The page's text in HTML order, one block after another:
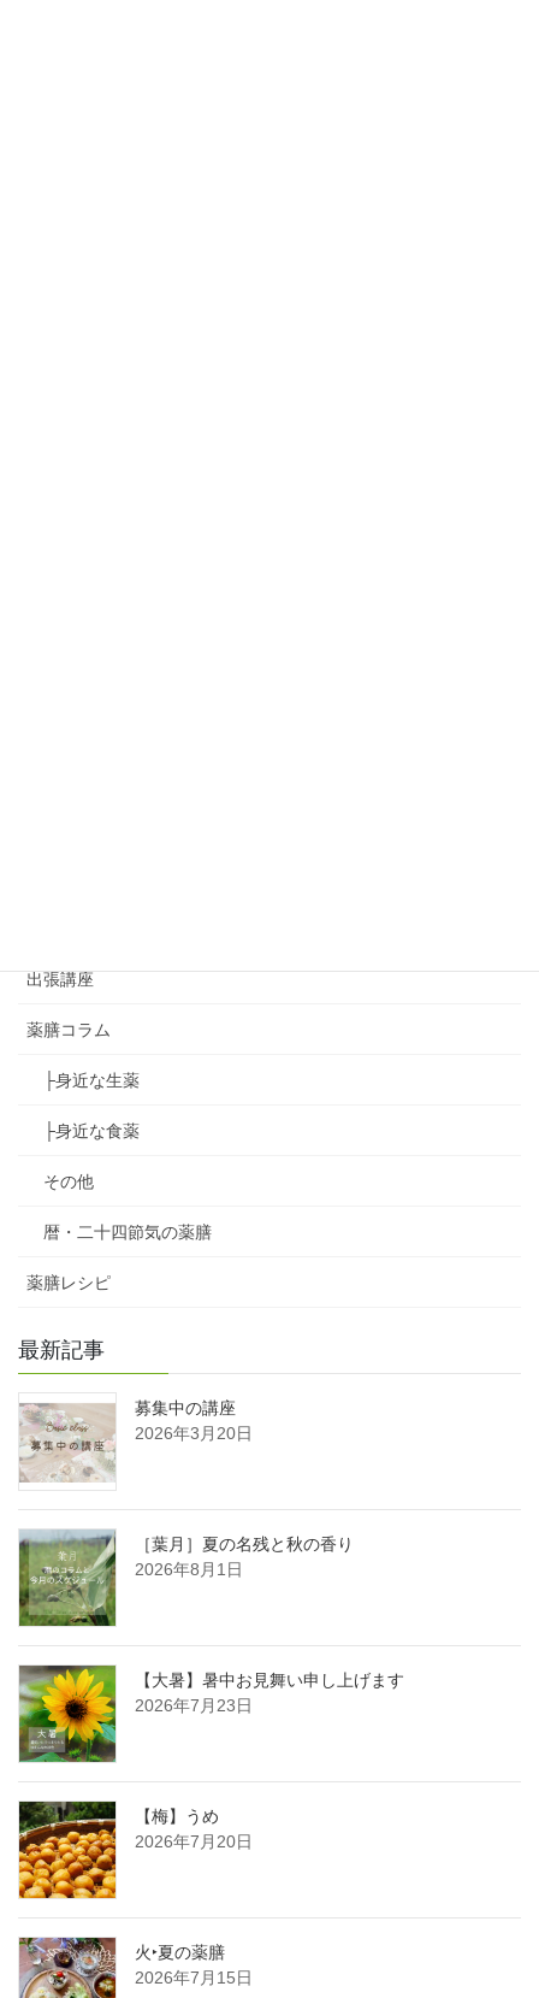
出張講座
薬膳コラム
├身近な生薬
├身近な食薬
その他
暦・二十四節気の薬膳
薬膳レシピ
最新記事
募集中の講座
2026年3月20日
［葉月］夏の名残と秋の香り
2026年8月1日
【大暑】暑中お見舞い申し上げます
2026年7月23日
【梅】うめ
2026年7月20日
火‣夏の薬膳
2026年7月15日